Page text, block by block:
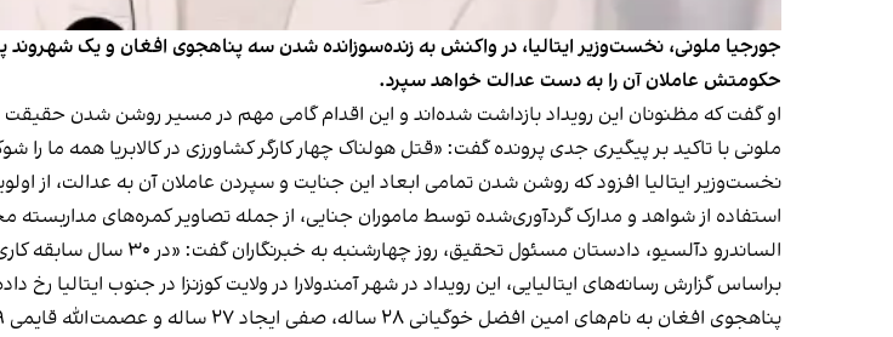
جورجیا ملونی، نخست‌وزیر ایتالیا، در واکنش به زنده‌سوزانده شدن سه پناهجوی افغان و یک
حکومتش عاملان آن را به دست عدالت خواهد سپرد.
او گفت که مظنونان این رویداد بازداشت شده‌اند و این اقدام گامی مهم در مسیر روشن شدن
ملونی با تاکید بر پیگیری جدی پرونده گفت: «قتل هولناک چهار کارگر کشاورزی در کالابریا همه ما
نخست‌وزیر ایتالیا افزود که روشن شدن تمامی ابعاد این جنایت و سپردن عاملان آن به عدالت،
استفاده از شواهد و مدارک گردآوری‌شده توسط ماموران جنایی، از جمله تصاویر کمره‌های مداربسته
الساندرو دآلسیو، دادستان مسئول تحقیق، روز چهارشنبه به خبرنگاران گفت: «در ۳۰ سال سابقه کاری‌ام، هرگز چنین قساوت و بی‌رحمی را ندیده بودم.»
براساس گزارش رسانه‌های ایتالیایی، این رویداد در شهر آمندولارا در ولایت کوزنزا در جنوب